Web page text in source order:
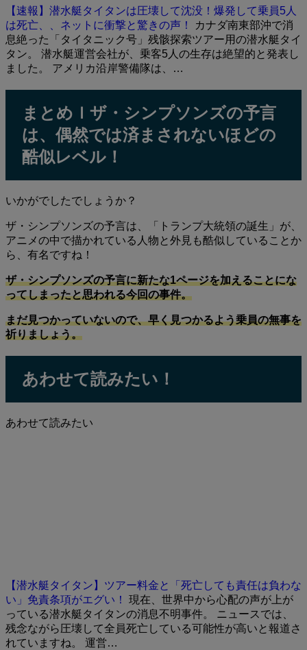
【速報】潜水艇タイタンは圧壊して沈没！爆発して乗員5人
は死亡、、ネットに衝撃と驚きの声！
カナダ南東部沖で消
息絶った「タイタニック号」残骸探索ツアー用の潜水艇タイ
タン。 潜水艇運営会社が、乗客5人の生存は絶望的と発表し
ました。 アメリカ沿岸警備隊は、…
まとめｌザ・シンプソンズの予言
は、偶然では済まされないほどの
酷似レベル！
いかがでしたでしょうか？
ザ・シンプソンズの予言は、「トランプ大統領の誕生」が、
アニメの中で描かれている人物と外見も酷似していることか
ら、有名ですね！
ザ・シンプソンズの予言に新たな1ページを加えることにな
ってしまったと思われる今回の事件。
まだ見つかっていないので、早く見つかるよう乗員の無事を
祈りましょう。
あわせて読みたい！
あわせて読みたい
【潜水艇タイタン】ツアー料金と「死亡しても責任は負わな
い」免責条項がエグい！
現在、世界中から心配の声が上が
っている潜水艇タイタンの消息不明事件。 ニュースでは、
残念ながら圧壊して全員死亡している可能性が高いと報道さ
れていますね。 運営…